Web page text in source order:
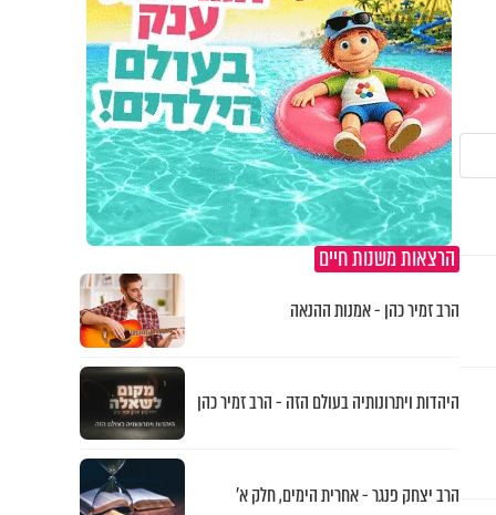
הרצאות משנות חיים
הרב זמיר כהן - אמנות ההנאה
היהדות ויתרונותיה בעולם הזה - הרב זמיר כהן
הרב יצחק פנגר - אחרית הימים, חלק א’